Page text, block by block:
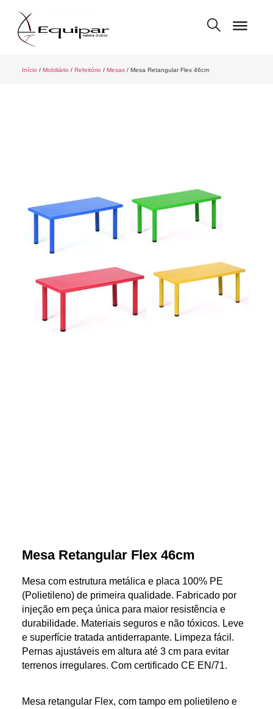
Início / Mobiliário / Refeitório / Mesas/ Mesa Retangular Flex 46cm
Mesa Retangular Flex 46cm
Mesa com estrutura metálica e placa 100% PE
(Polietileno) de primeira qualidade. Fabricado por
injeção em peça única para maior resistência e
durabilidade. Materiais seguros e não tóxicos. Leve
e superfície tratada antiderrapante. Limpeza fácil.
Pernas ajustáveis ​​em altura até 3 cm para evitar
terrenos irregulares. Com certificado CE EN/71.
Mesa retangular Flex, com tampo em polietileno e